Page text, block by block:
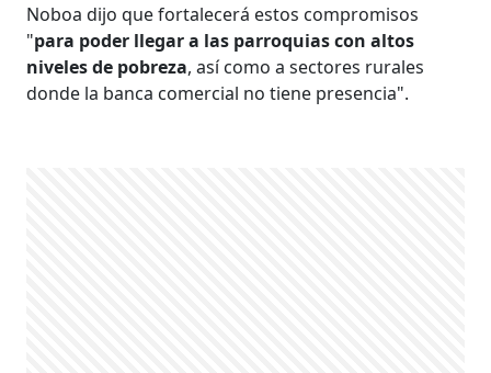
Noboa dijo que fortalecerá estos compromisos
"para poder llegar a las parroquias con altos
niveles de pobreza, así como a sectores rurales
donde la banca comercial no tiene presencia".